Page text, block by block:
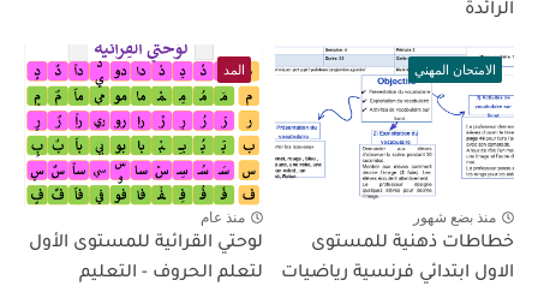
الرائدة
الامتحان المهني
منذ بضع شهور
خطاطات ذهنية للمستوى
الاول ابتدائي فرنسية رياضيات
المد
منذ عام
لوحتي القرائية للمستوى الأول
لتعلم الحروف - التعليم